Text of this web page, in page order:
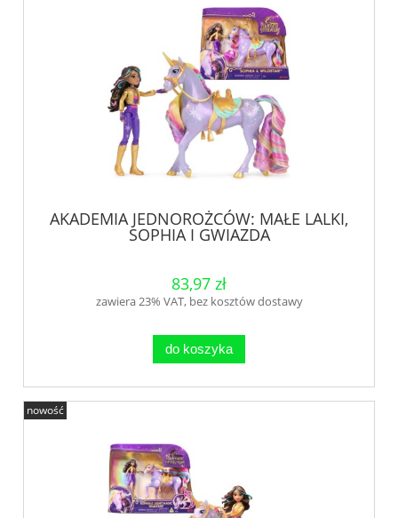
AKADEMIA JEDNOROŻCÓW: MAŁE LALKI,
SOPHIA I GWIAZDA
83,97 zł
zawiera 23% VAT, bez kosztów dostawy
do koszyka
nowość